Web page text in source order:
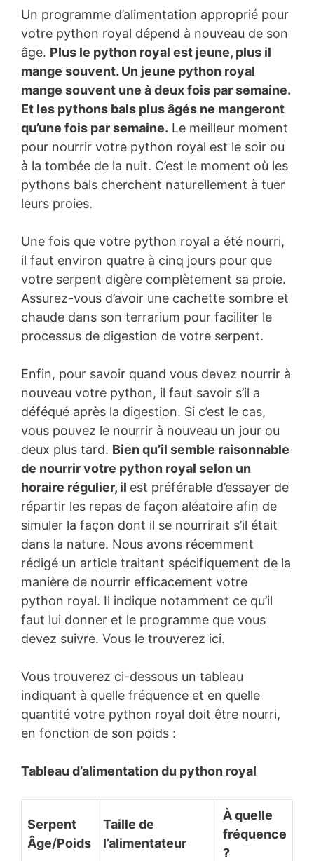
Un programme d’alimentation approprié pour
votre python royal dépend à nouveau de son
âge. Plus le python royal est jeune, plus il
mange souvent. Un jeune python royal
mange souvent une à deux fois par semaine.
Et les pythons bals plus âgés ne mangeront
qu’une fois par semaine. Le meilleur moment
pour nourrir votre python royal est le soir ou
à la tombée de la nuit. C’est le moment où les
pythons bals cherchent naturellement à tuer
leurs proies.
Une fois que votre python royal a été nourri,
il faut environ quatre à cinq jours pour que
votre serpent digère complètement sa proie.
Assurez-vous d’avoir une cachette sombre et
chaude dans son terrarium pour faciliter le
processus de digestion de votre serpent.
Enfin, pour savoir quand vous devez nourrir à
nouveau votre python, il faut savoir s’il a
déféqué après la digestion. Si c’est le cas,
vous pouvez le nourrir à nouveau un jour ou
deux plus tard. Bien qu’il semble raisonnable
de nourrir votre python royal selon un
horaire régulier, il est préférable d’essayer de
répartir les repas de façon aléatoire afin de
simuler la façon dont il se nourrirait s’il était
dans la nature. Nous avons récemment
rédigé un article traitant spécifiquement de la
manière de nourrir efficacement votre
python royal. Il indique notamment ce qu’il
faut lui donner et le programme que vous
devez suivre. Vous le trouverez ici.
Vous trouverez ci-dessous un tableau
indiquant à quelle fréquence et en quelle
quantité votre python royal doit être nourri,
en fonction de son poids :
Tableau d’alimentation du python royal
Serpent
Âge/Poids
Taille de
l’alimentateur
À quelle
fréquence
?